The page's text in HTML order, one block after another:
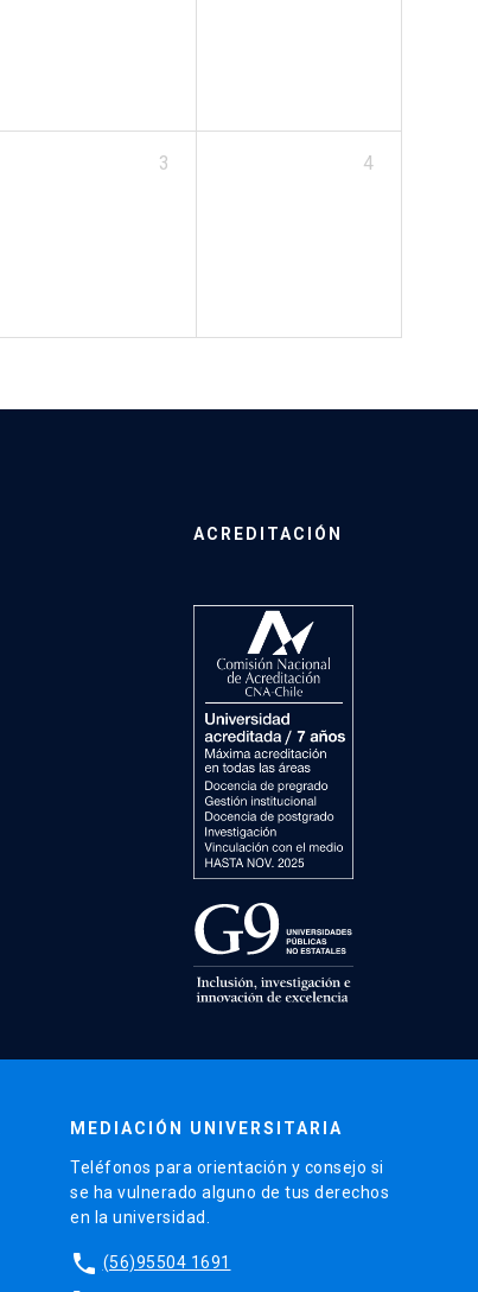
3 4
ACREDITACIÓN
MEDIACIÓN UNIVERSITARIA
Teléfonos para orientación y consejo si
se ha vulnerado alguno de tus derechos
en la universidad.
phone (56)95504 1691